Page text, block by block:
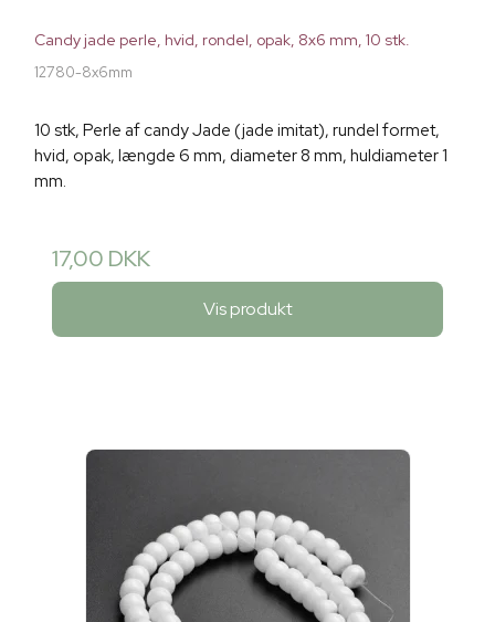
Candy jade perle, hvid, rondel, opak, 8x6 mm, 10 stk.
12780-8x6mm
10 stk, Perle af candy Jade (jade imitat), rundel formet,
hvid, opak, længde 6 mm, diameter 8 mm, huldiameter 1
mm.
17,00 DKK
Vis produkt